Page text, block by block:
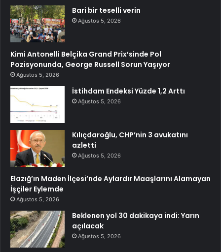
Bari bir teselli verin
Ağustos 5, 2026
Kimi Antonelli Belçika Grand Prix’sinde Pol
Pozisyonunda, George Russell Sorun Yaşıyor
Ağustos 5, 2026
İstihdam Endeksi Yüzde 1,2 Arttı
Ağustos 5, 2026
Kılıçdaroğlu, CHP’nin 3 avukatını
azletti
Ağustos 5, 2026
Elazığ’ın Maden İlçesi’nde Aylardır Maaşlarını Alamayan
İşçiler Eylemde
Ağustos 5, 2026
Beklenen yol 30 dakikaya indi: Yarın
açılacak
Ağustos 5, 2026